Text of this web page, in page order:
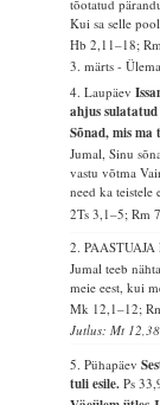
tõotatud
Kui sa selle
Hb 2,11–18;
3. märts -
4. Laupäev
ahjus
Sõnad, mis
Jumal, Sinu
vastu võtma
need ka teistele
2Ts 3,1–5; Rm
2.
Jumal teeb
meie eest, kui
Mk 12,1–12;
Jutlus: Mt
5. Pühapäev
tuli esile.Ps